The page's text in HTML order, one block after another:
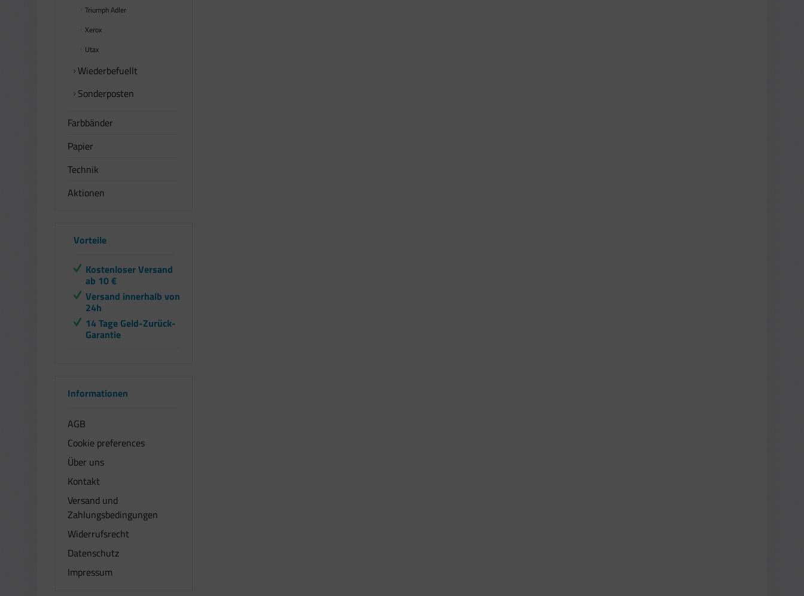
Triumph Adler
Xerox
Utax
Wiederbefuellt
Sonderposten
Farbbänder
Papier
Technik
Aktionen
Vorteile
Kostenloser Versand
ab 10 €
Versand innerhalb von
24h
14 Tage Geld-Zurück-
Garantie
Informationen
AGB
Cookie preferences
Über uns
Kontakt
Versand und
Zahlungsbedingungen
Widerrufsrecht
Datenschutz
Impressum